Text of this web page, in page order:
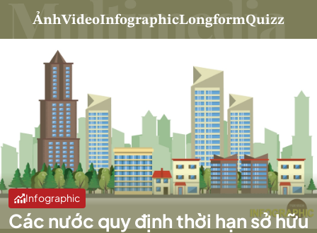
ẢnhVideoInfographicLongformQuizz
Infographic
Các nước quy định thời hạn sở hữu